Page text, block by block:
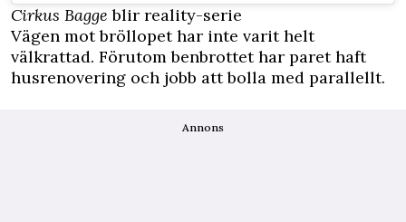
Cirkus Bagge blir reality-serie
Vägen mot bröllopet har inte varit helt
välkrattad. Förutom benbrottet har paret haft
husrenovering och jobb att bolla med parallellt.
Annons